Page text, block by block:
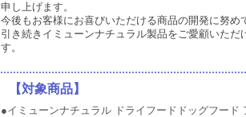
申し上げます。
今後もお客様にお喜びいただける商品の開発に努め
引き続きイミューンナチュラル製品をご愛顧いただ
す。
【対象商品】
●イミューンナチュラル ドライフードドッグフード